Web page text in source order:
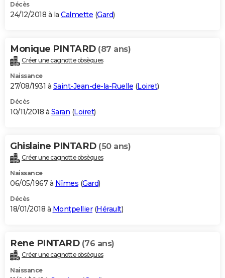
Décès
24/12/2018 à la Calmette (Gard)
Monique PINTARD (87 ans)
Créer une cagnotte obsèques
Naissance
27/08/1931 à Saint-Jean-de-la-Ruelle (Loiret)
Décès
10/11/2018 à Saran (Loiret)
Ghislaine PINTARD (50 ans)
Créer une cagnotte obsèques
Naissance
06/05/1967 à Nîmes (Gard)
Décès
18/01/2018 à Montpellier(Hérault)
Rene PINTARD (76 ans)
Créer une cagnotte obsèques
Naissance